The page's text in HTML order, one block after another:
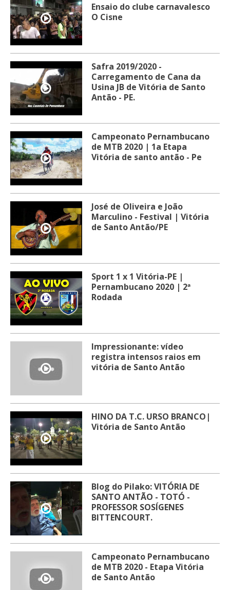
Ensaio do clube carnavalesco
O Cisne
Safra 2019/2020 -
Carregamento de Cana da
Usina JB de Vitória de Santo
Antão - PE.
Campeonato Pernambucano
de MTB 2020 | 1a Etapa
Vitória de santo antão - Pe
José de Oliveira e João
Marculino - Festival | Vitória
de Santo Antão/PE
Sport 1 x 1 Vitória-PE |
Pernambucano 2020 | 2ª
Rodada
Impressionante: vídeo
registra intensos raios em
vitória de Santo Antão
HINO DA T.C. URSO BRANCO|
Vitória de Santo Antão
Blog do Pilako: VITÓRIA DE
SANTO ANTÃO - TOTÓ -
PROFESSOR SOSÍGENES
BITTENCOURT.
Campeonato Pernambucano
de MTB 2020 - Etapa Vitória
de Santo Antão